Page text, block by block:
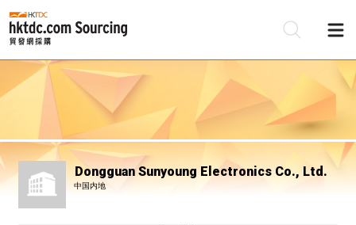
Dongguan Sunyoung Electronics Co., Ltd.
中国内地